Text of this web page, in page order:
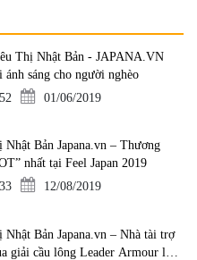
Thị Nhật Bản - JAPANA.VN
ánh sáng cho người nghèo
01/06/2019
Nhật Bản Japana.vn – Thương
nhất tại Feel Japan 2019
12/08/2019
Nhật Bản Japana.vn – Nhà tài trợ
giải cầu lông Leader Armour lần